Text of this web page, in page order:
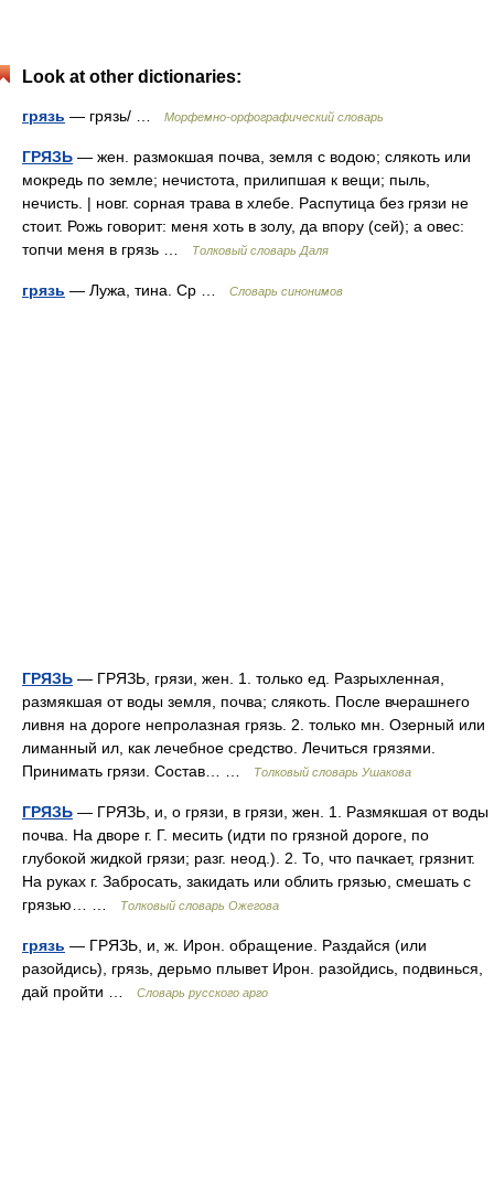
Look at other dictionaries:
грязь — грязь/ … Морфемно-орфографический словарь
ГРЯЗЬ — жен. размокшая почва, земля с водою; слякоть или
мокредь по земле; нечистота, прилипшая к вещи; пыль,
нечисть. | новг. сорная трава в хлебе. Распутица без грязи не
стоит. Рожь говорит: меня хоть в золу, да впору (сей); а овес:
топчи меня в грязь …
Толковый словарь Даля
грязь — Лужа, тина. Ср … Словарь синонимов
ГРЯЗЬ — ГРЯЗЬ, грязи, жен. 1. только ед. Разрыхленная,
размякшая от воды земля, почва; слякоть. После вчерашнего
ливня на дороге непролазная грязь. 2. только мн. Озерный или
лиманный ил, как лечебное средство. Лечиться грязями.
Принимать грязи. Состав… …
Толковый словарь Ушакова
ГРЯЗЬ — ГРЯЗЬ, и, о грязи, в грязи, жен. 1. Размякшая от воды
почва. На дворе г. Г. месить (идти по грязной дороге, по
глубокой жидкой грязи; разг. неод.). 2. То, что пачкает, грязнит.
На руках г. Забросать, закидать или облить грязью, смешать с
грязью… …
Толковый словарь Ожегова
грязь — ГРЯЗЬ, и, ж. Ирон. обращение. Раздайся (или
разойдись), грязь, дерьмо плывет Ирон. разойдись, подвинься,
дай пройти …
Словарь русского арго